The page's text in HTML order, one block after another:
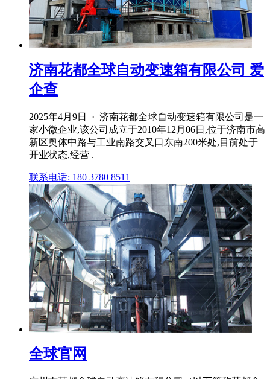
济南花都全球自动变速箱有限公司 爱
企查
2025年4月9日 · 济南花都全球自动变速箱有限公司是一
家小微企业,该公司成立于2010年12月06日,位于济南市高
新区奥体中路与工业南路交叉口东南200米处,目前处于
开业状态,经营 .
联系电话: 180 3780 8511
全球官网